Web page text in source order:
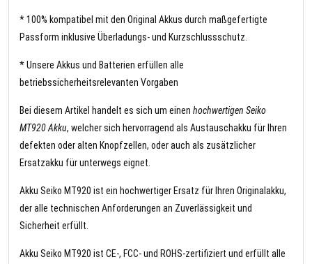
* 100% kompatibel mit den Original Akkus durch maßgefertigte
Passform inklusive Überladungs- und Kurzschlussschutz.
* Unsere Akkus und Batterien erfüllen alle
betriebssicherheitsrelevanten Vorgaben
Bei diesem Artikel handelt es sich um einen hochwertigen Seiko
MT920 Akku, welcher sich hervorragend als Austauschakku für Ihren
defekten oder alten Knopfzellen, oder auch als zusätzlicher
Ersatzakku für unterwegs eignet.
Akku Seiko MT920 ist ein hochwertiger Ersatz für Ihren Originalakku,
der alle technischen Anforderungen an Zuverlässigkeit und
Sicherheit erfüllt.
Akku Seiko MT920 ist CE-, FCC- und ROHS-zertifiziert und erfüllt alle